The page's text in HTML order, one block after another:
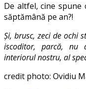
De altfel, cine spune
săptămână pe an?!
Și, brusc, zeci de ochi
iscoditor, parcă, nu
interiorul nostru, al
credit photo: Ovidiu